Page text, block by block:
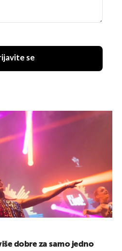
se
dobre za samo jedno